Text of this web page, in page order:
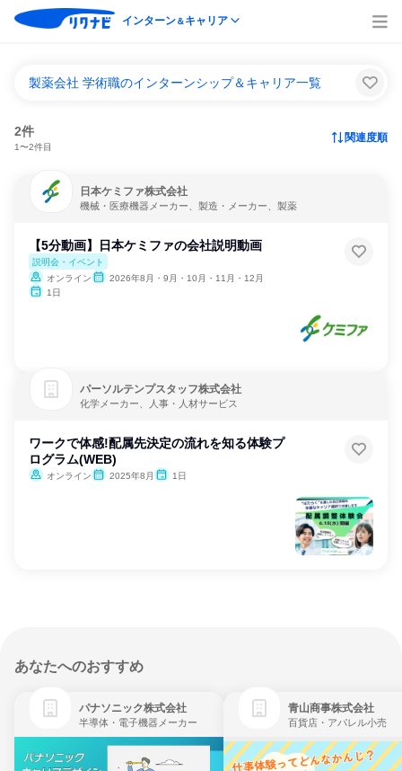
インターン＆キャリア
製薬会社 学術職のインターンシップ＆キャリア一覧
2件
1〜2件目
関連度順
日本ケミファ株式会社
機械・医療機器メーカー、製造・メーカー、製薬
【5分動画】日本ケミファの会社説明動画
説明会・イベント
オンライン
2026年8月・9月・10月・11月・12月
1日
パーソルテンプスタッフ株式会社
化学メーカー、人事・人材サービス
ワークで体感!配属先決定の流れを知る体験プ
ログラム(WEB)
オンライン 2025年8月 1日
あなたへのおすすめ
パナソニック株式会社
半導体・電子機器メーカー
青山商事株式会社
百貨店・アパレル小売